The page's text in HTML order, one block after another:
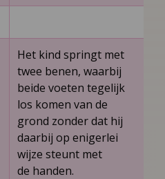
Het kind springt met
twee benen, waarbij
beide voeten tegelijk
los komen van de
grond zonder dat hij
daarbij op enigerlei
wijze steunt met
de handen.